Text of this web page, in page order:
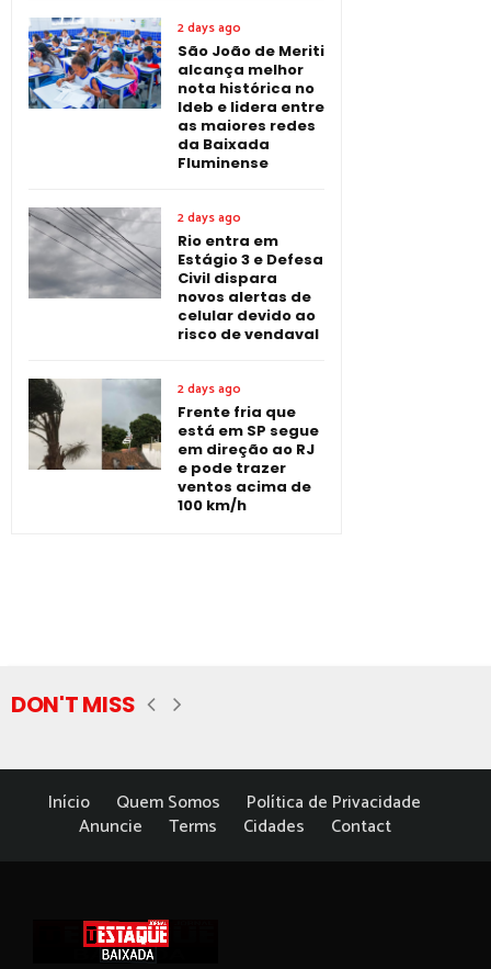
2 days ago
São João de Meriti
alcança melhor
nota histórica no
Ideb e lidera entre
as maiores redes
da Baixada
Fluminense
2 days ago
Rio entra em
Estágio 3 e Defesa
Civil dispara
novos alertas de
celular devido ao
risco de vendaval
2 days ago
Frente fria que
está em SP segue
em direção ao RJ
e pode trazer
ventos acima de
100 km/h
DON'T MISS
Início Quem Somos
Política de Privacidade
Anuncie
Terms Cidades Contact